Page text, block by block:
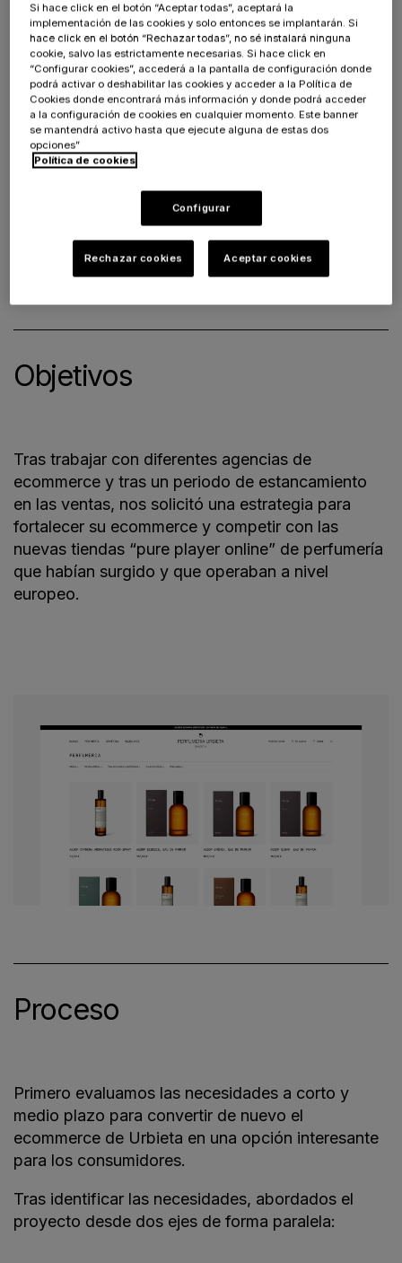
Objetivos
Tras trabajar con diferentes agencias de
ecommerce y tras un periodo de estancamiento
en las ventas, nos solicitó una estrategia para
fortalecer su ecommerce y competir con las
nuevas tiendas “pure player online” de perfumería
que habían surgido y que operaban a nivel
europeo.
Proceso
Primero evaluamos las necesidades a corto y
medio plazo para convertir de nuevo el
ecommerce de Urbieta en una opción interesante
para los consumidores.
Tras identificar las necesidades, abordados el
proyecto desde dos ejes de forma paralela:
Si hace click en el botón “Aceptar todas”, aceptará la
implementación de las cookies y solo entonces se implantarán. Si
hace click en el botón “Rechazar todas”, no sé instalará ninguna
cookie, salvo las estrictamente necesarias. Si hace click en
“Configurar cookies”, accederá a la pantalla de configuración donde
podrá activar o deshabilitar las cookies y acceder a la Política de
Cookies donde encontrará más información y donde podrá acceder
a la configuración de cookies en cualquier momento. Este banner
se mantendrá activo hasta que ejecute alguna de estas dos
opciones”
Política de cookies
Configurar
Rechazar cookies Aceptar cookies